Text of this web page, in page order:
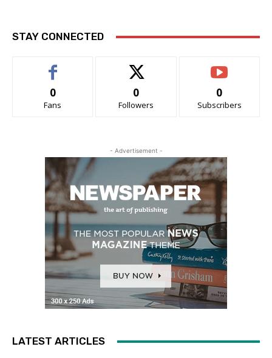
STAY CONNECTED
0
Fans
0
Followers
0
Subscribers
- Advertisement -
LATEST ARTICLES